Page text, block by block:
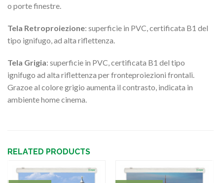
o porte finestre.
Tela Retroproiezione: superficie in PVC, certificata B1 del
tipo ignifugo, ad alta riflettenza.
Tela Grigia: superficie in PVC, certificata B1 del tipo
ignifugo ad alta riflettenza per fronteproiezioni frontali.
Grazoe al colore grigio aumenta il contrasto, indicata in
ambiente home cinema.
RELATED PRODUCTS